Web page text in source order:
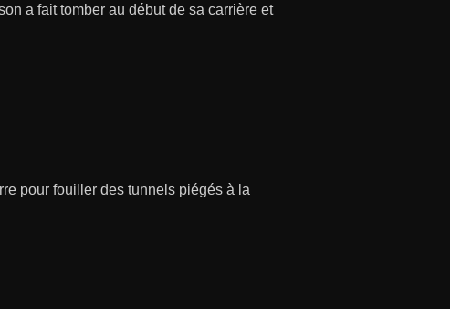
a fait tomber au début de sa carrière et
pour fouiller des tunnels piégés à la